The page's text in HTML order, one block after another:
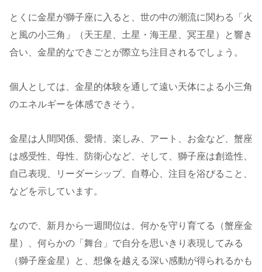
とくに金星が獅子座に入ると、世の中の潮流に関わる「火
と風の小三角」（天王星、土星・海王星、冥王星）と響き
合い、金星的なできごとが際立ち注目されるでしょう。
個人としては、金星的体験を通して遠い天体による小三角
のエネルギーを体感できそう。
金星は人間関係、愛情、楽しみ、アート、お金など、蟹座
は感受性、母性、防衛心など、そして、獅子座は創造性、
自己表現、リーダーシップ、自尊心、注目を浴びること、
などを示しています。
なので、新月から一週間位は、何かを守り育てる（蟹座金
星）、何らかの「舞台」で自分を思いきり表現してみる
（獅子座金星）と、想像を越える深い感動が得られるかも